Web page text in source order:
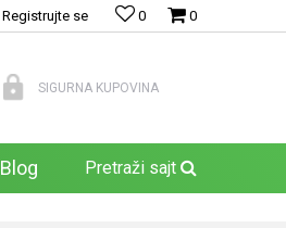
0
0
Registrujte se
SIGURNA KUPOVINA
Blog Pretraži sajt